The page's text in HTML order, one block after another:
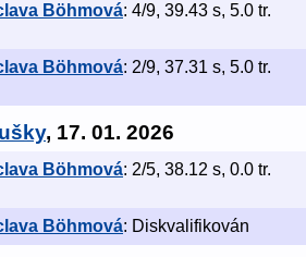
Böhmová: 4/9, 39.43 s, 5.0 tr.
Böhmová: 2/9, 37.31 s, 5.0 tr.
, 17. 01. 2026
Böhmová: 2/5, 38.12 s, 0.0 tr.
Böhmová: Diskvalifikován